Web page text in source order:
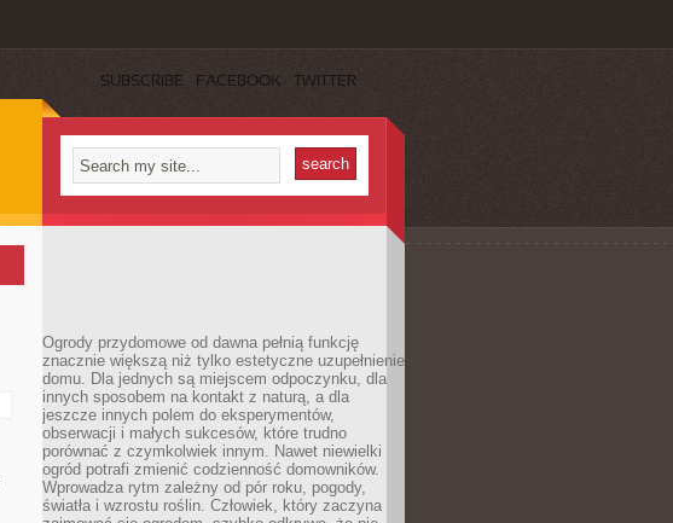
SUBSCRIBE FACEBOOK TWITTER
Ogrody przydomowe od dawna pełnią funkcję
znacznie większą niż tylko estetyczne uzupełnienie
domu. Dla jednych są miejscem odpoczynku, dla
innych sposobem na kontakt z naturą, a dla
jeszcze innych polem do eksperymentów,
obserwacji i małych sukcesów, które trudno
porównać z czymkolwiek innym. Nawet niewielki
ogród potrafi zmienić codzienność domowników.
Wprowadza rytm zależny od pór roku, pogody,
światła i wzrostu roślin. Człowiek, który zaczyna